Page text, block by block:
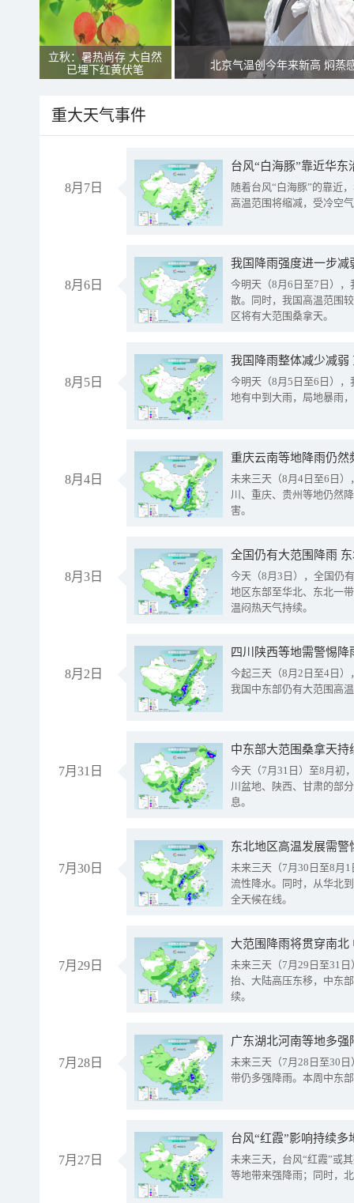
立秋：暑热尚存 大自然
已埋下红黄伏笔
北京气温创今年来新高 焖蒸
重大天气事件
8月7日
台风“白海豚”靠近华
随着台风“白海豚”的靠近
高温范围将缩减，受冷空
8月6日
今明天（8月6日至7日）
散。同时，我国高温范围
区将有大范围桑拿天。
8月5日
我国降雨整体减少减弱
今明天（8月5日至6日）
地有中到大雨，局地暴雨
8月4日
重庆云南等地降雨仍然
未来三天（8月4日至6日
川、重庆、贵州等地仍然
害。
8月3日
全国仍有大范围降雨
今天（8月3日），全国仍
地区东部至华北、东北一
温闷热天气持续。
8月2日
今起三天（8月2日至4日
我国中东部仍有大范围高
7月31日
中东部大范围桑拿天
今天（7月31日）至8月初
川盆地、陕西、甘肃的部
息。
7月30日
东北地区高温发展需
未来三天（7月30日至8月
流性降水。同时，从华北
全天候在线。
7月29日
大范围降雨将贯穿南
未来三天（7月29日至31
抬、大陆高压东移，中东
续。
7月28日
广东湖北河南等地多
未来三天（7月28日至30
带仍多强降雨。本周中东
7月27日
台风“红霞”影响持续
未来三天，台风“红霞”或
等地带来强降雨；同时，